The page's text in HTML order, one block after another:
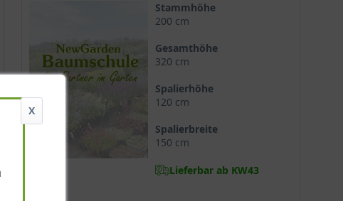
Stammhöhe
200 cm
Gesamthöhe
320 cm
Spalierhöhe
120 cm
Spalierbreite
150 cm
Lieferbar ab KW43
X